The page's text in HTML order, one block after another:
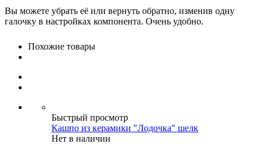
Вы можете убрать её или вернуть обратно, изменив одну
галочку в настройках компонента. Очень удобно.
Похожие товары
Быстрый просмотр
Кашпо из керамики "Лодочка" шелк
Нет в наличии